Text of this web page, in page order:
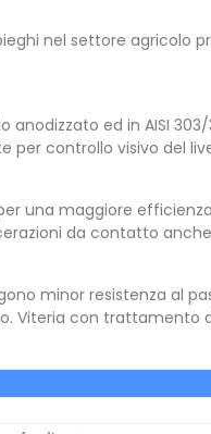
nel settore
ed in AISI
per controllo visivo del
una maggiore
da contatto
minor resistenza al
Viteria con